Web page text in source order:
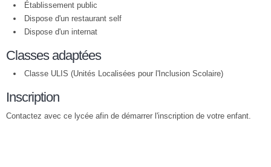
Établissement public
Dispose d'un restaurant self
Dispose d'un internat
Classes adaptées
Classe ULIS (Unités Localisées pour l'Inclusion Scolaire)
Inscription
Contactez avec ce lycée afin de démarrer l'inscription de votre enfant.